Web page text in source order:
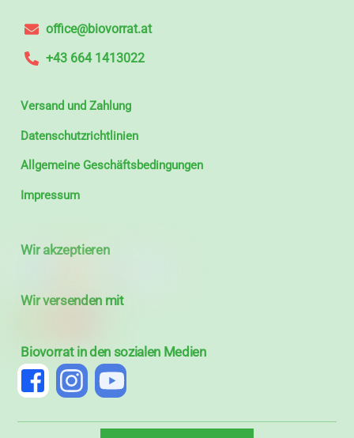
office@biovorrat.at
+43 664 1413022
Versand und Zahlung
Datenschutzrichtlinien
Allgemeine Geschäftsbedingungen
Impressum
Wir akzeptieren
Wir versenden mit
Biovorrat in den sozialen Medien